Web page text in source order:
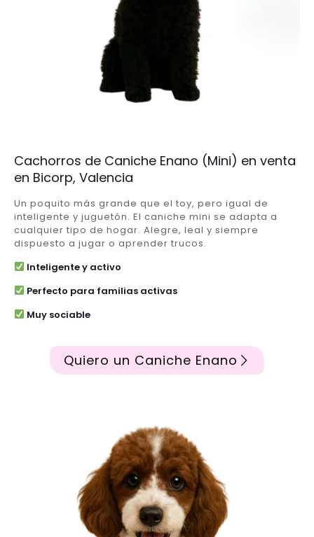
Cachorros de Caniche Enano (Mini) en venta
en Bicorp, Valencia
Un poquito más grande que el toy, pero igual de
inteligente y juguetón. El caniche mini se adapta a
cualquier tipo de hogar. Alegre, leal y siempre
dispuesto a jugar o aprender trucos.
Inteligente y activo
Perfecto para familias activas
Muy sociable
Quiero un Caniche Enano